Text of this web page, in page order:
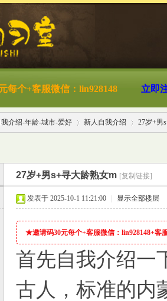
每个+客服微信：lin928148 立即
介绍-年龄-城市-爱好
›
新人自我介绍
›
27岁+男
27岁+男s+寻大龄熟女m [复制链接]
发表于 2025-10-1 11:21:00 显示全部楼层
★邀请码30元每个+客服微信：lin928148+客
首先自我介绍一
古人，标准的内